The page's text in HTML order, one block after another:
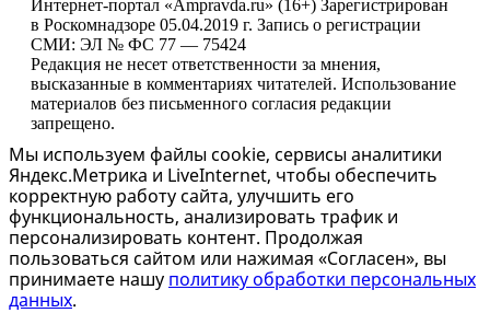
Интернет-портал «Ampravda.ru» (16+) Зарегистрирован
в Роскомнадзоре 05.04.2019 г. Запись о регистрации
СМИ: ЭЛ № ФС 77 — 75424
Редакция не несет ответственности за мнения,
высказанные в комментариях читателей. Использование
материалов без письменного согласия редакции
запрещено.
Мы используем файлы cookie, сервисы аналитики
Яндекс.Метрика и LiveInternet, чтобы обеспечить
корректную работу сайта, улучшить его
функциональность, анализировать трафик и
персонализировать контент. Продолжая
пользоваться сайтом или нажимая «Согласен», вы
принимаете нашу политику обработки персональных
данных.